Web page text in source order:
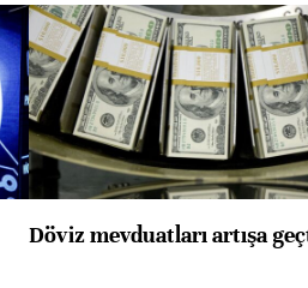
Döviz mevduatları artışa